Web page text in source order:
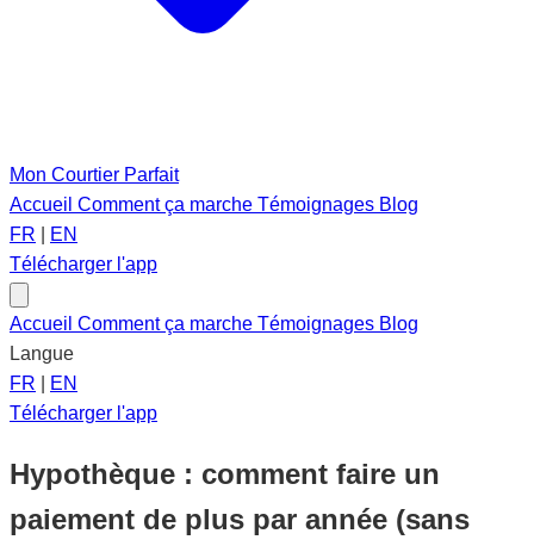
Mon Courtier Parfait
Accueil Comment ça marche Témoignages Blog
FR
EN
Télécharger l'app
Accueil Comment ça marche Témoignages Blog
Langue
FR
EN
Télécharger l'app
Hypothèque : comment faire un
paiement de plus par année (sans